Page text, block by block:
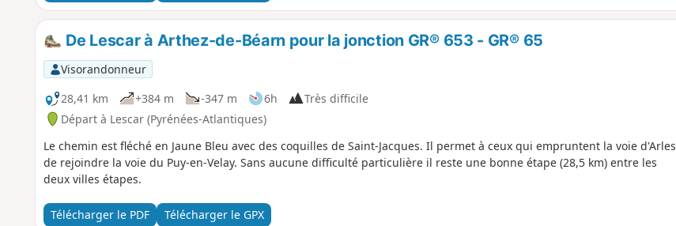
De Lescar à Arthez-de-Béarn pour la jonction GR® 653 - GR® 65
Visorandonneur
28,41 km
+384 m -347 m 6h
Très difficile
Départ à Lescar (Pyrénées-Atlantiques)
Le chemin est fléché en Jaune Bleu avec des coquilles de Saint-Jacques. Il permet à ceux qui empruntent la voie d'Arles
de rejoindre la voie du Puy-en-Velay. Sans aucune difficulté particulière il reste une bonne étape (28,5 km) entre les
deux villes étapes.
Télécharger le PDF Télécharger le GPX